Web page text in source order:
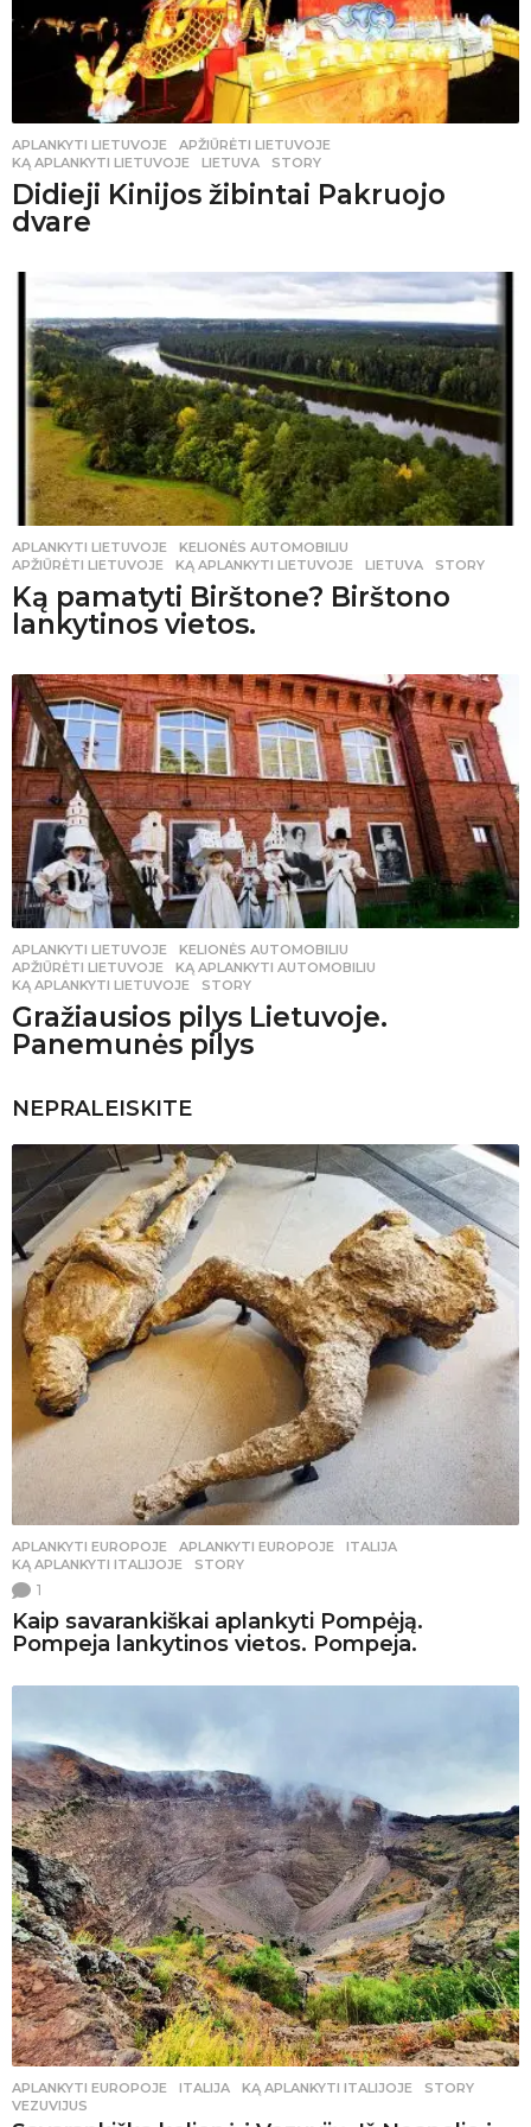
APLANKYTI LIETUVOJE APŽIŪRĖTI LIETUVOJE
KĄ APLANKYTI LIETUVOJE
,LIETUVA ,STORY
Didieji Kinijos žibintai Pakruojo
dvare
APLANKYTI LIETUVOJE ,KELIONĖS AUTOMOBILIU
APŽIŪRĖTI LIETUVOJE
,KĄ APLANKYTI LIETUVOJE ,LIETUVA ,STORY
Ką pamatyti Birštone? Birštono
lankytinos vietos.
APLANKYTI LIETUVOJE ,KELIONĖS AUTOMOBILIU
APŽIŪRĖTI LIETUVOJE
,KĄ APLANKYTI AUTOMOBILIU
KĄ APLANKYTI LIETUVOJE
,STORY
Gražiausios pilys Lietuvoje.
Panemunės pilys
NEPRALEISKITE
APLANKYTI EUROPOJE APLANKYTI EUROPOJE ,ITALIJA
KĄ APLANKYTI ITALIJOJE
,STORY
1
Kaip savarankiškai aplankyti Pompėją.
Pompeja lankytinos vietos. Pompeja.
APLANKYTI EUROPOJE ITALIJA ,KĄ APLANKYTI ITALIJOJE ,STORY
VEZUVIJUS